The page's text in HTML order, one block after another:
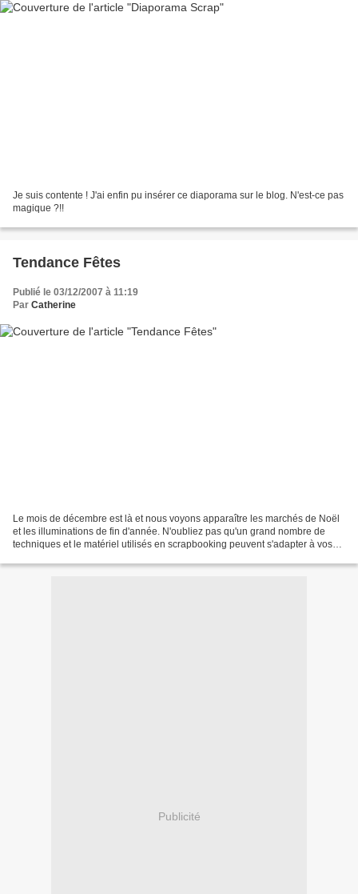
Je suis contente ! J'ai enfin pu insérer ce diaporama sur le blog. N'est-ce pas
magique ?!!
Tendance Fêtes
Publié le 03/12/2007 à 11:19
Par Catherine
Le mois de décembre est là et nous voyons apparaître les marchés de Noël
et les illuminations de fin d'année. N'oubliez pas qu'un grand nombre de
techniques et le matériel utilisés en scrapbooking peuvent s'adapter à vos
Publicité